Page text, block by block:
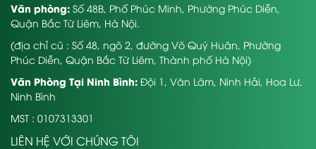
Văn phòng: Số 48B, Phố Phúc Minh, Phường Phúc Diễn,
Quận Bắc Từ Liêm, Hà Nội.
(địa chỉ cũ : Số 48, ngõ 2, đường Võ Quý Huân, Phường
Phúc Diễn, Quận Bắc Từ Liêm, Thành phố Hà Nội)
Văn Phòng Tại Ninh Bình: Đội 1, Văn Lâm, Ninh Hải, Hoa Lư,
Ninh Bình
MST : 0107313301
LIÊN HỆ VỚI CHÚNG TÔI